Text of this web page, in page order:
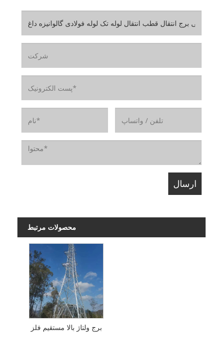
محصولات مرتبط
برج ولتاژ بالا مستقیم فلز